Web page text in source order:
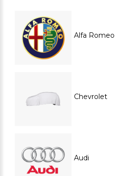
Alfa Romeo
Chevrolet
Audi